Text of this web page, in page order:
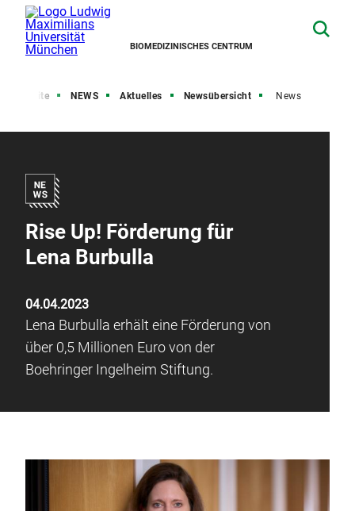
BIOMEDIZINISCHES CENTRUM
Startseite NEWS Aktuelles Newsübersicht News
Rise Up! Förderung für
Lena Burbulla
04.04.2023
Lena Burbulla erhält eine Förderung von
über 0,5 Millionen Euro von der
Boehringer Ingelheim Stiftung.